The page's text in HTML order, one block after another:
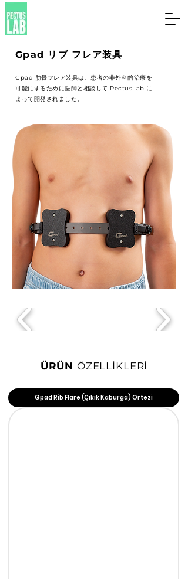
Gpad リブ フレア装具
Gpad 肋骨フレア装具は、患者の非外科的治療を
可能にするために医師と相談して PectusLab に
よって開発されました。
ÜRÜN ÖZELLİKLERİ
Gpad Rib Flare (Çıkık Kaburga) Ortezi